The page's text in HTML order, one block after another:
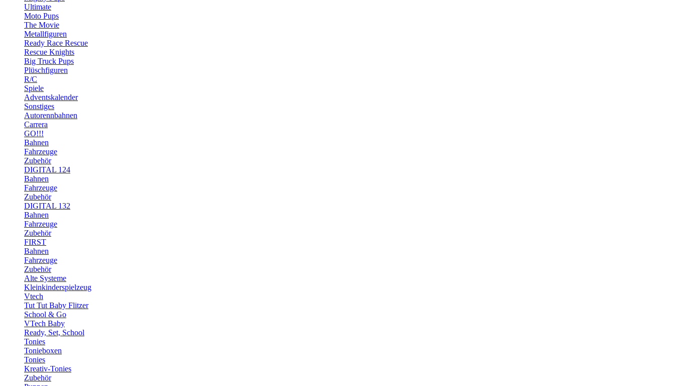
Ultimate
Moto Pups
The Movie
Metallfiguren
Ready Race Rescue
Rescue Knights
Big Truck Pups
Plüschfiguren
R/C
Spiele
Adventskalender
Sonstiges
Autorennbahnen
Carrera
GO!!!
Bahnen
Fahrzeuge
Zubehör
DIGITAL 124
Bahnen
Fahrzeuge
Zubehör
DIGITAL 132
Bahnen
Fahrzeuge
Zubehör
FIRST
Bahnen
Fahrzeuge
Zubehör
Alte Systeme
Kleinkinderspielzeug
Vtech
Tut Tut Baby Flitzer
School & Go
VTech Baby
Ready, Set, School
Tonies
Tonieboxen
Tonies
Kreativ-Tonies
Zubehör